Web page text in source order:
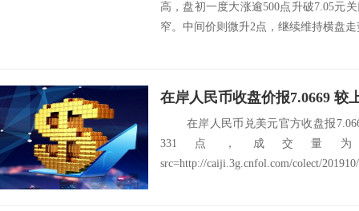
高，盘初一度大涨逾500点升破7.05元
窄。中间价则微升2点，继续维持横盘
在岸人民币收盘价报7.0669 较
在岸人民币兑美元官方收盘报
331点，成交量为
src=http://caiji.3g.cnfol.com/colect/